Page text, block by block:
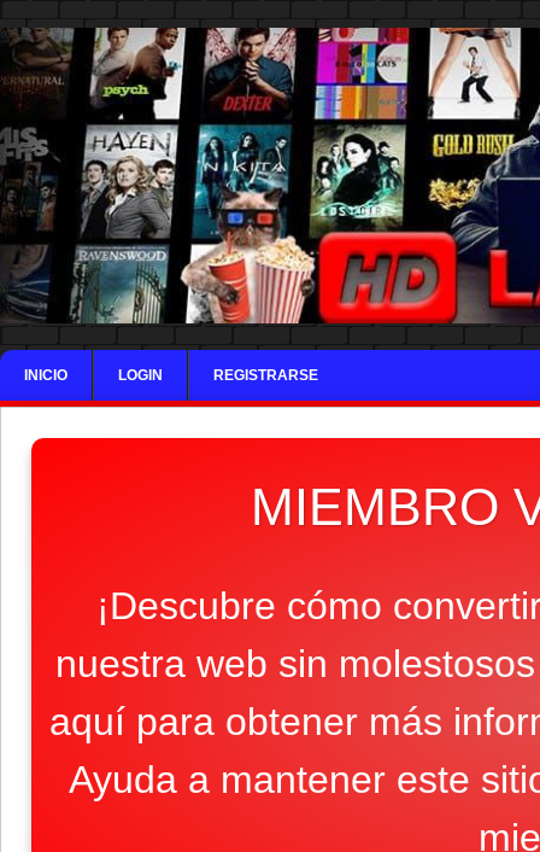
INICIO LOGIN REGISTRARSE
MIEMBRO
¡Descubre cómo
nuestra web sin
aquí para obtener más
Ayuda a mantener este